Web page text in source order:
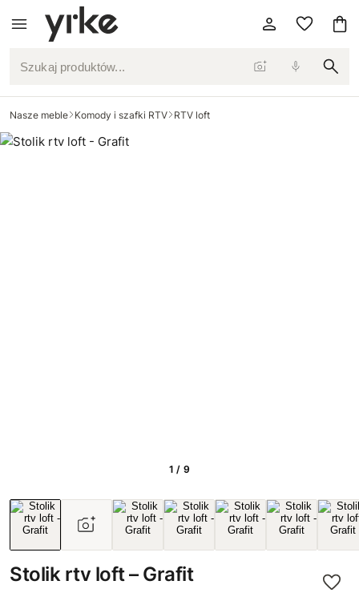
Szukaj produktów...
Nasze meble Komody i szafki RTV RTV loft
1 / 9
Stolik rtv loft – Grafit